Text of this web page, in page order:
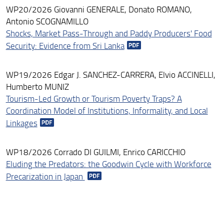
WP20/2026 Giovanni GENERALE, Donato ROMANO,
Antonio SCOGNAMILLO
Shocks, Market Pass-Through and Paddy Producers' Food
Security: Evidence from Sri Lanka
WP19/2026 Edgar J. SANCHEZ-CARRERA, Elvio ACCINELLI,
Humberto MUNIZ
Tourism-Led Growth or Tourism Poverty Traps? A
Coordination Model of Institutions, Informality, and Local
Linkages
WP18/2026 Corrado DI GUILMI, Enrico CARICCHIO
Eluding the Predators: the Goodwin Cycle with Workforce
Precarization in Japan